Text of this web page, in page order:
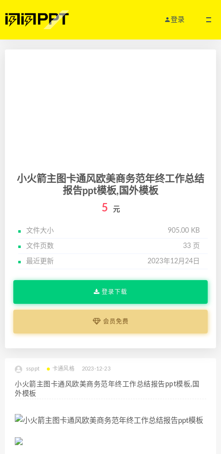
登录
小火箭主图卡通风欧美商务范年终工作总结
报告ppt模板,国外模板
5 元
文件大小 905.00 KB
文件页数 33 页
最近更新 2023年12月24日
登录下载
会员免费
ssppt 卡通风格 2023-12-23
小火箭主图卡通风欧美商务范年终工作总结报告ppt模板,国
外模板